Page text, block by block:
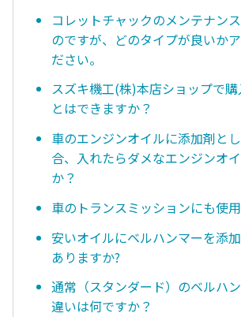
コレットチャックのメンテナン
のですが、どのタイプが良いか
ださい。
スズキ機工(株)本店ショップで
とはできますか？
車のエンジンオイルに添加剤と
合、入れたらダメなエンジンオ
か？
車のトランスミッションにも使
安いオイルにベルハンマーを添
ありますか?
通常（スタンダード）のベルハ
違いは何ですか？